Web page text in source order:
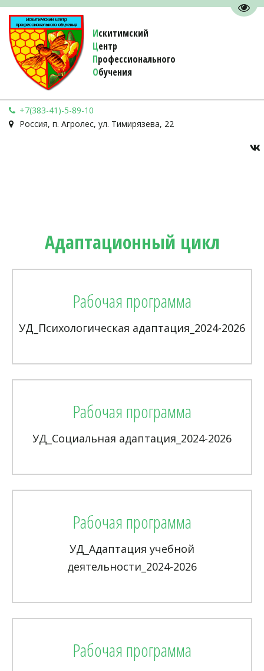
Искитимский
Центр
Профессионального
Обучения
+7(383-41)-5-89-10
Россия, п. Агролес, ул. Тимирязева, 22
Адаптационный цикл
Рабочая программа
УД_Психологическая адаптация_2024-2026
Рабочая программа
УД_Социальная адаптация_2024-2026
Рабочая программа
УД_Адаптация учебной
деятельности_2024-2026
Рабочая программа